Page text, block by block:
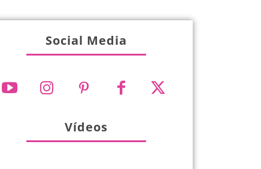
Social Media
Vídeos